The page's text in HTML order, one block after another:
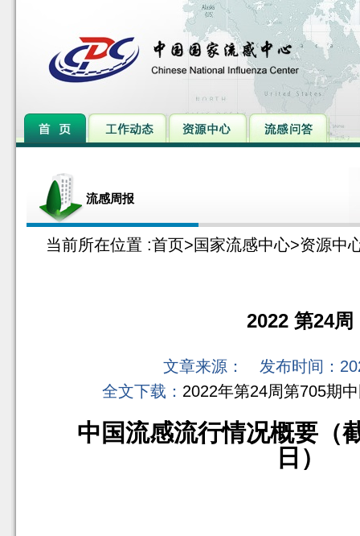
流感周报
当前所在位置 :首页>国家流感中心>资源中
2022 第24周
文章来源： 发布时间：
全文下载： 2022年第24周第705期
中国流感流行情况概要（
日）